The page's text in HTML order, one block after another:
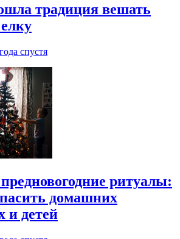
традиция вешать
спустя
ритуалы:
домашних
и детей